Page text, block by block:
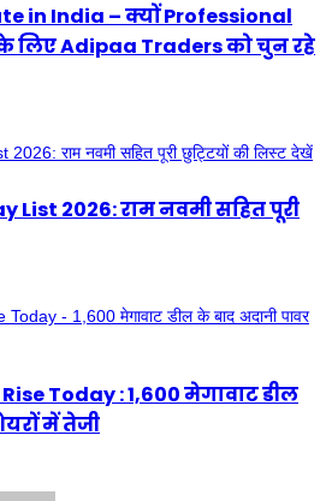
in India – क्यों Professional
लिए Adipaa Traders को चुन रहे
List 2026: राम नवमी सहित पूरी
Today : 1,600 मेगावाट डील
में तेजी